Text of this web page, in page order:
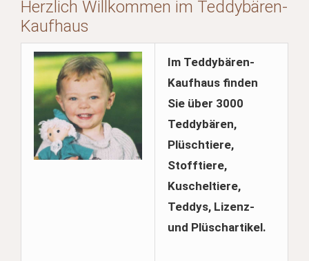
Herzlich Willkommen im Teddybären-
Kaufhaus
Im Teddybären-
Kaufhaus finden
Sie über 3000
Teddybären,
Plüschtiere,
Stofftiere,
Kuscheltiere,
Teddys, Lizenz-
und Plüschartikel.